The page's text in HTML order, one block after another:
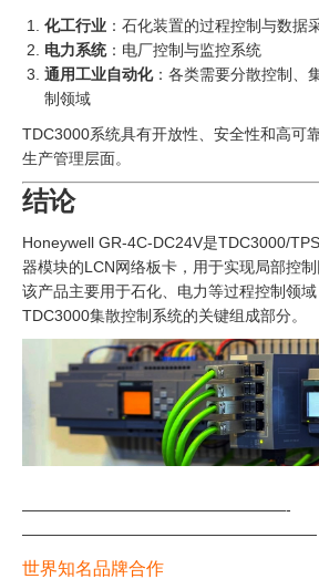
化工行业 ：石化装置的过程控制与数据
电力系统：电厂控制与监控系统
通用工业自动化：各类需要分散控制、
制领域
TDC3000系统具有开放性、安全性和高可
生产管理层面。
结论
Honeywell GR-4C-DC24V是TDC3000/
器模块的LCN网络板卡，用于实现局部控制
该产品主要用于石化、电力等过程控制领
TDC3000集散控制系统的关键组成部分。
—————————————————-
———————————————————
世界知名品牌合作